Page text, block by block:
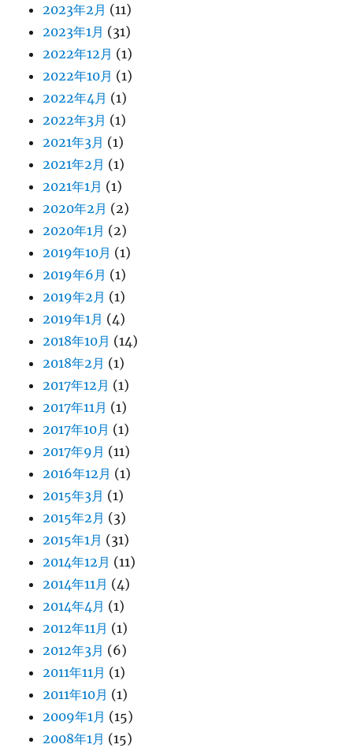
2023年2月 (11)
2023年1月 (31)
2022年12月 (1)
2022年10月 (1)
2022年4月 (1)
2022年3月 (1)
2021年3月 (1)
2021年2月 (1)
2021年1月 (1)
2020年2月 (2)
2020年1月 (2)
2019年10月 (1)
2019年6月 (1)
2019年2月 (1)
2019年1月 (4)
2018年10月 (14)
2018年2月 (1)
2017年12月 (1)
2017年11月 (1)
2017年10月 (1)
2017年9月 (11)
2016年12月 (1)
2015年3月 (1)
2015年2月 (3)
2015年1月 (31)
2014年12月 (11)
2014年11月 (4)
2014年4月 (1)
2012年11月 (1)
2012年3月 (6)
2011年11月 (1)
2011年10月 (1)
2009年1月 (15)
2008年1月 (15)